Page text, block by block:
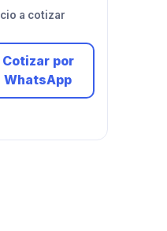
a cotizar
Cotizar por
WhatsApp